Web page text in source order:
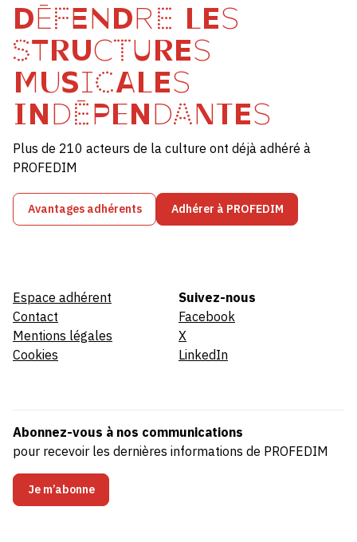
DÉFENDRE LES
STRUCTURES
MUSICALES
INDÉPENDANTES
Plus de 210 acteurs de la culture ont déjà adhéré à
PROFEDIM
Avantages adhérents Adhérer à PROFEDIM
Espace adhérent
Contact
Mentions légales
Cookies
Suivez-nous
Facebook
X
LinkedIn
Abonnez-vous à nos communications
pour recevoir les dernières informations de PROFEDIM
Je m’abonne